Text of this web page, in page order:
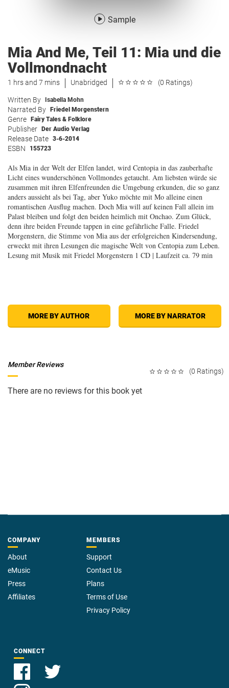
Sample
Mia And Me, Teil 11: Mia und die
Vollmondnacht
1 hrs and 7 mins Unabridged (0 Ratings)
Written By Isabella Mohn
Narrated By Friedel Morgenstern
Genre Fairy Tales & Folklore
Publisher Der Audio Verlag
Release Date 3-6-2014
ESBN 155723
Als Mia in der Welt der Elfen landet, wird Centopia in das zauberhafte
Licht eines wunderschönen Vollmondes getaucht. Am liebsten würde sie
zusammen mit ihren Elfenfreunden die Umgebung erkunden, die so ganz
anders aussieht als bei Tag, aber Yuko möchte mit Mo alleine einen
romantischen Ausflug machen. Doch Mia will auf keinen Fall allein im
Palast bleiben und folgt den beiden heimlich mit Onchao. Zum Glück,
denn ihre beiden Freunde tappen in eine gefährliche Falle. Friedel
Morgenstern, die Stimme von Mia aus der erfolgreichen Kindersendung,
erweckt mit ihren Lesungen die magische Welt von Centopia zum Leben.
Lesung mit Musik mit Friedel Morgenstern 1 CD | Laufzeit ca. 79 min
MORE BY AUTHOR MORE BY NARRATOR
(0 Ratings)
Member Reviews
There are no reviews for this book yet
COMPANY
About
eMusic
Press
Affiliates
MEMBERS
Support
Contact Us
Plans
Terms of Use
Privacy Policy
CONNECT